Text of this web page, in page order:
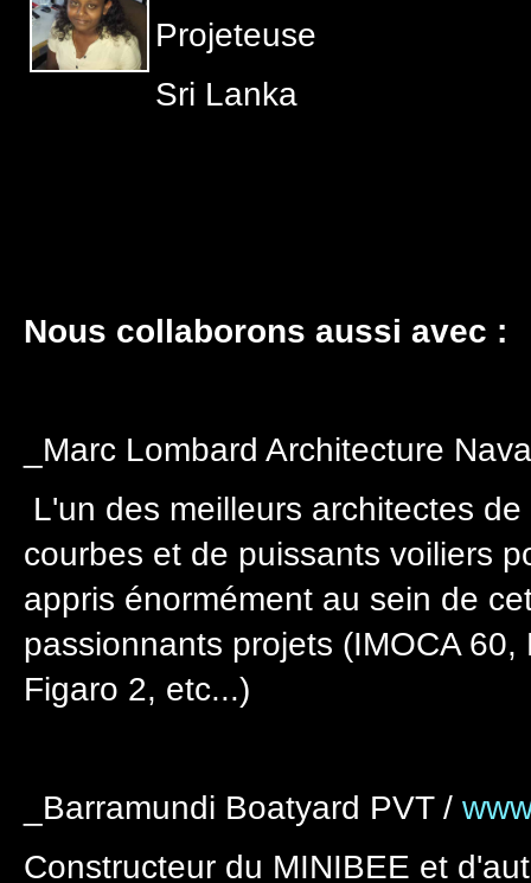
Projeteuse
Sri Lanka
Nous collaborons aussi avec :
_Marc Lombard Architecture
L'un des meilleurs architectes
courbes et de puissants voiliers
appris énormément au sein de
passionnants projets (IMOCA
Figaro 2, etc...)
_Barramundi Boatyard PVT /
Constructeur du MINIBEE et